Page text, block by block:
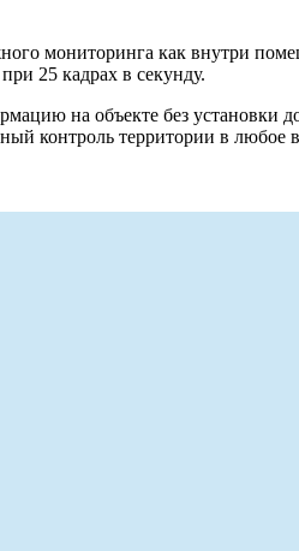
мониторинга как внутри
25 кадрах в секунду.
на объекте без установки
контроль территории в любое